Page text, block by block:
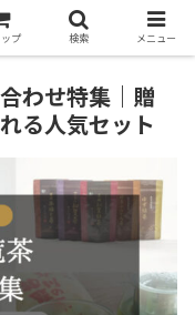
わせ特集｜贈
る人気セット
プ 検索 メニュー